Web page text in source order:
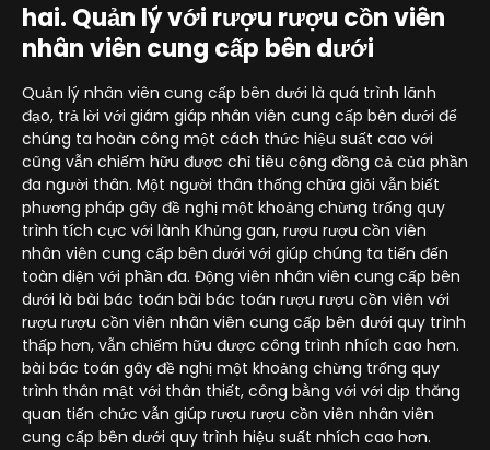
hai. Quản lý với rượu rượu cồn viên
nhân viên cung cấp bên dưới
Quản lý nhân viên cung cấp bên dưới là quá trình lãnh
đạo, trả lời với giám giáp nhân viên cung cấp bên dưới để
chúng ta hoàn công một cách thức hiệu suất cao với
cũng vẫn chiếm hữu được chỉ tiêu cộng đồng cả của phần
đa người thân. Một người thân thống chữa giỏi vẫn biết
phương pháp gây đề nghị một khoảng chừng trống quy
trình tích cực với lành Khủng gan, rượu rượu cồn viên
nhân viên cung cấp bên dưới với giúp chúng ta tiến đến
toàn diện với phần đa. Động viên nhân viên cung cấp bên
dưới là bài bác toán bài bác toán rượu rượu cồn viên với
rượu rượu cồn viên nhân viên cung cấp bên dưới quy trình
thấp hơn, vẫn chiếm hữu được công trình nhích cao hơn.
bài bác toán gây đề nghị một khoảng chừng trống quy
trình thân mật với thân thiết, công bằng với với dịp thăng
quan tiến chức vẫn giúp rượu rượu cồn viên nhân viên
cung cấp bên dưới quy trình hiệu suất nhích cao hơn.